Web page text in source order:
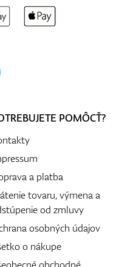
POMÔCŤ?
a platba
tovaru, výmena a
od zmluvy
osobných údajov
o nákupe